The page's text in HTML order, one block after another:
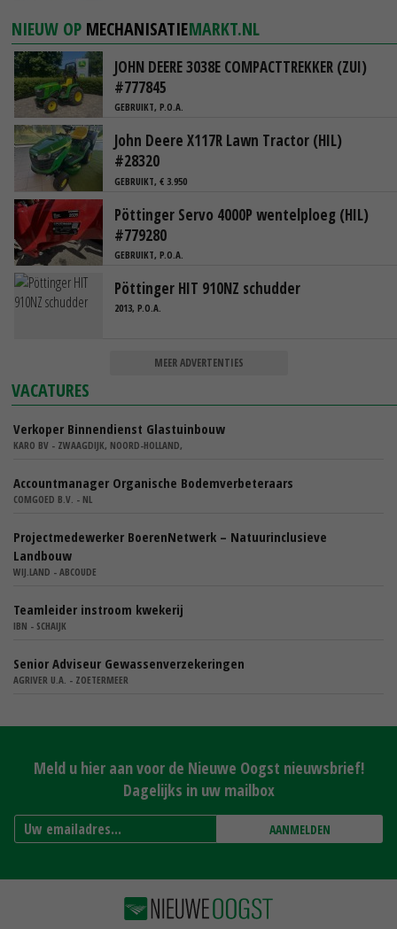
NIEUW OP MECHANISATIEMARKT.NL
JOHN DEERE 3038E COMPACTTREKKER (ZUI)
#777845
GEBRUIKT, P.O.A.
John Deere X117R Lawn Tractor (HIL)
#28320
GEBRUIKT, € 3.950
Pöttinger Servo 4000P wentelploeg (HIL)
#779280
GEBRUIKT, P.O.A.
Pöttinger HIT 910NZ schudder
2013, P.O.A.
MEER ADVERTENTIES
VACATURES
Verkoper Binnendienst Glastuinbouw
KARO BV - ZWAAGDIJK, NOORD-HOLLAND,
Accountmanager Organische Bodemverbeteraars
COMGOED B.V. - NL
Projectmedewerker BoerenNetwerk – Natuurinclusieve
Landbouw
WIJ.LAND - ABCOUDE
Teamleider instroom kwekerij
IBN - SCHAIJK
Senior Adviseur Gewassenverzekeringen
AGRIVER U.A. - ZOETERMEER
Meld u hier aan voor de Nieuwe Oogst nieuwsbrief!
Dagelijks in uw mailbox
AANMELDEN